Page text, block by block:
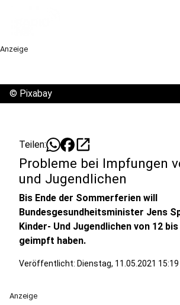
Anzeige
© Pixabay
Teilen: open_in_new
Probleme bei Impfungen
und Jugendlichen
Bis Ende der Sommerferien will
Bundesgesundheitsminister Jens
Kinder- Und Jugendlichen von 12
geimpft haben.
Veröffentlicht: Dienstag, 11.05.2021 15:19
Anzeige